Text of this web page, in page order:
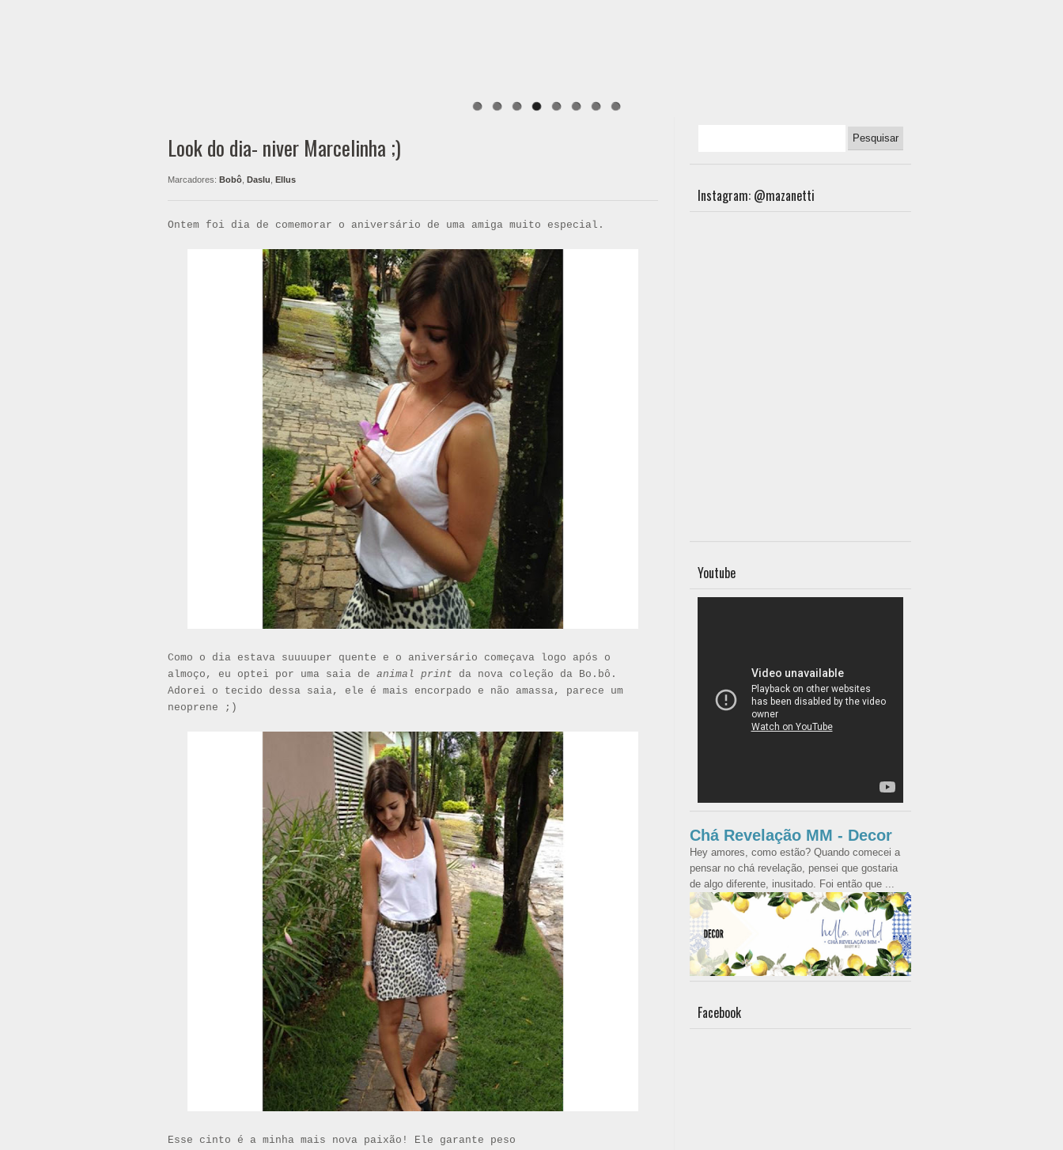
Look do dia- niver Marcelinha ;)
Marcadores: Bobô Daslu Ellus
Ontem foi dia de comemorar o aniversário de uma amiga muito especial.
Como o dia estava suuuuper quente e o aniversário começava logo após o
almoço, eu optei por uma saia de animal print da nova coleção da Bo.bô.
Adorei o tecido dessa saia, ele é mais encorpado e não amassa, parece um
neoprene ;)
Esse cinto é a minha mais nova paixão! Ele garante peso
Instagram: @mazanetti
Youtube
Chá Revelação MM - Decor
Hey amores, como estão? Quando comecei a
pensar no chá revelação, pensei que gostaria
de algo diferente, inusitado. Foi então que ...
Facebook